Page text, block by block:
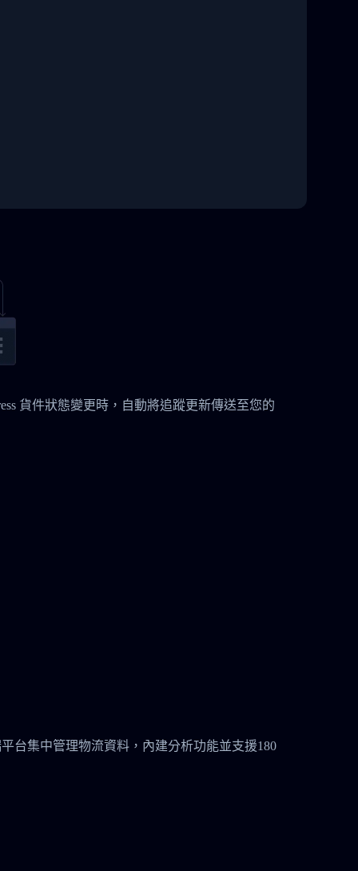
貨件狀態變更時，自動將追蹤更新傳送至您的
台集中管理物流資料，內建分析功能並支援180